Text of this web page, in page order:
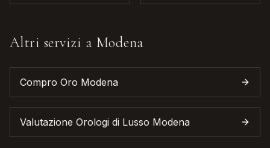
Altri servizi a Modena
Compro Oro Modena
Valutazione Orologi di Lusso Modena